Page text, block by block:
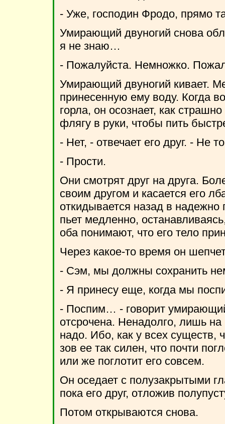
- Уже, господин Фродо, прямо
Умирающий двуногий снова
я не знаю…
- Пожалуйста. Немножко.
Умирающий двуногий кивает.
принесенную ему воду. Когда
горла, он осознает, как
флягу в руки, чтобы пить
- Нет, - отвечает его друг. - Не
- Прости.
Они смотрят друг на друга.
своим другом и касается его
откидывается назад в
пьет медленно,
оба понимают, что его тело
Через какое-то время он
- Сэм, мы должны сохранить
- Я принесу еще, когда мы
- Поспим… - говорит
отсрочена. Ненадолго, лишь
надо. Ибо, как у всех существ,
зов ее так силен, что почти
или же поглотит его совсем.
Он оседает с полузакрытыми
пока его друг, отложив
Потом открываются снова.